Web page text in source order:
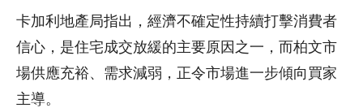
卡加利地產局指出，經濟不確定性持續打擊消費者
信心，是住宅成交放緩的主要原因之一，而柏文市
場供應充裕、需求減弱，正令市場進一步傾向買家
主導。